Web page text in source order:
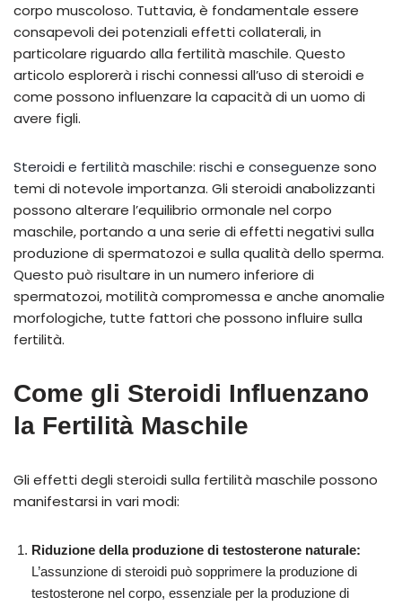
corpo muscoloso. Tuttavia, è fondamentale essere
consapevoli dei potenziali effetti collaterali, in
particolare riguardo alla fertilità maschile. Questo
articolo esplorerà i rischi connessi all’uso di steroidi e
come possono influenzare la capacità di un uomo di
avere figli.
Steroidi e fertilità maschile: rischi e conseguenze sono
temi di notevole importanza. Gli steroidi anabolizzanti
possono alterare l’equilibrio ormonale nel corpo
maschile, portando a una serie di effetti negativi sulla
produzione di spermatozoi e sulla qualità dello sperma.
Questo può risultare in un numero inferiore di
spermatozoi, motilità compromessa e anche anomalie
morfologiche, tutte fattori che possono influire sulla
fertilità.
Come gli Steroidi Influenzano
la Fertilità Maschile
Gli effetti degli steroidi sulla fertilità maschile possono
manifestarsi in vari modi:
Riduzione della produzione di testosterone naturale:
L’assunzione di steroidi può sopprimere la produzione di
testosterone nel corpo, essenziale per la produzione di